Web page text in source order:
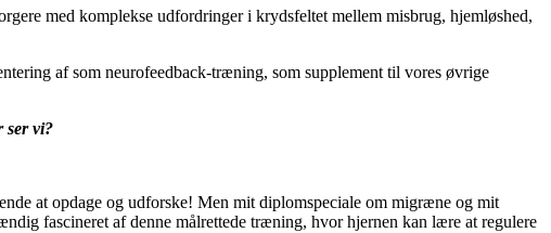
med komplekse udfordringer i krydsfeltet mellem misbrug, hjemløshed,
af som neurofeedback-træning, som supplement til vores øvrige
ser vi?
at opdage og udforske! Men mit diplomspeciale om migræne og mit
fascineret af denne målrettede træning, hvor hjernen kan lære at regulere